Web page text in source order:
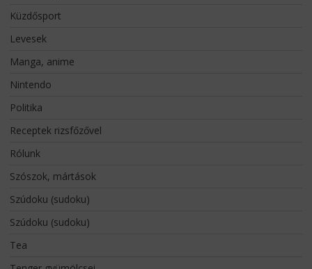
Küzdősport
Levesek
Manga, anime
Nintendo
Politika
Receptek rizsfőzővel
Rólunk
Szószok, mártások
Szúdoku (sudoku)
Szúdoku (sudoku)
Tea